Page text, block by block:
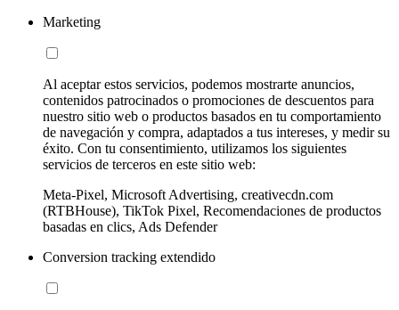
Marketing
Al aceptar estos servicios, podemos mostrarte anuncios,
contenidos patrocinados o promociones de descuentos para
nuestro sitio web o productos basados en tu comportamiento
de navegación y compra, adaptados a tus intereses, y medir su
éxito. Con tu consentimiento, utilizamos los siguientes
servicios de terceros en este sitio web:
Meta-Pixel, Microsoft Advertising, creativecdn.com
(RTBHouse), TikTok Pixel, Recomendaciones de productos
basadas en clics, Ads Defender
Conversion tracking extendido